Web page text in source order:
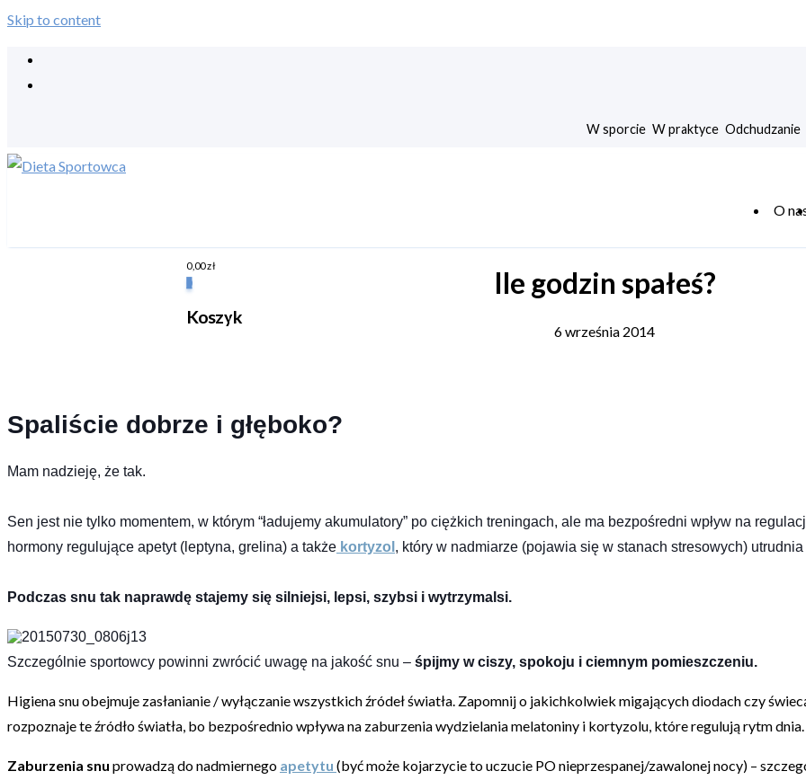
Skip to content
W sporcie W praktyce Odchudzanie
O
0,00zł
0
Koszyk
Ile godzin spałeś?
6 września 2014
Spaliście dobrze i głęboko?
Mam nadzieję, że tak.
Sen jest nie tylko momentem, w którym “ładujemy akumulatory” po ciężkich treningach, ale ma bezpośredni wpływ na
hormony regulujące apetyt (leptyna, grelina) a także kortyzol , który w nadmiarze (pojawia się w stanach stresowych)
Podczas snu tak naprawdę stajemy się silniejsi, lepsi, szybsi i wytrzymalsi.
Szczególnie sportowcy powinni zwrócić uwagę na jakość snu – śpijmy w ciszy, spokoju i ciemnym pomieszczeniu.
Higiena snu obejmuje zasłanianie / wyłączanie wszystkich źródeł światła. Zapomnij o jakichkolwiek migających diodach czy
rozpoznaje te źródło światła, bo bezpośrednio wpływa na zaburzenia wydzielania melatoniny i kortyzolu, które regulują rytm dnia.
Zaburzenia snu prowadzą do nadmiernego apetytu (być może kojarzycie to uczucie PO nieprzespanej/zawalonej nocy) –